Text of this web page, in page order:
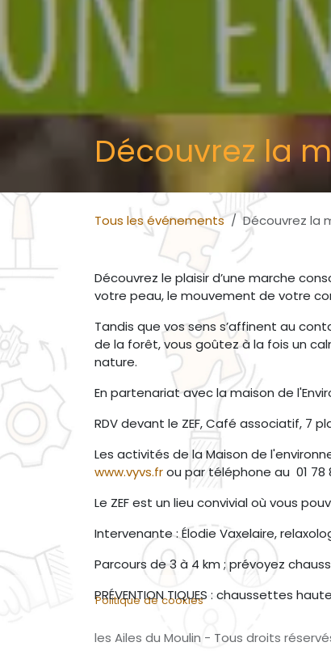
Découvrez la
Tous les événements Découvrez la
Découvrez le plaisir d’une marche
votre peau, le mouvement de votre
Tandis que vos sens s’affinent au
de la forêt, vous goûtez à la fois un
nature.
En partenariat avec la maison de
RDV devant le ZEF, Café associatif, 7
Les activités de la Maison de
www.vyvs.frou par téléphone au 01 78
Le ZEF est un lieu convivial où vous
Intervenante : Élodie Vaxelaire,
Parcours de 3 à 4 km ; prévoyez
PRÉVENTION TIQUES : chaussettes
Politique de cookies
les Ailes du Moulin - Tous droits